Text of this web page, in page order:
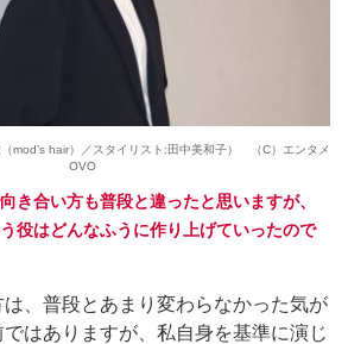
mod’s hair）／スタイリスト:田中美和子） （C）エンタメ
OVO
き合い方も普段と違ったと思いますが、
役はどんなふうに作り上げていったので
、普段とあまり変わらなかった気が
はありますが、私自身を基準に演じ